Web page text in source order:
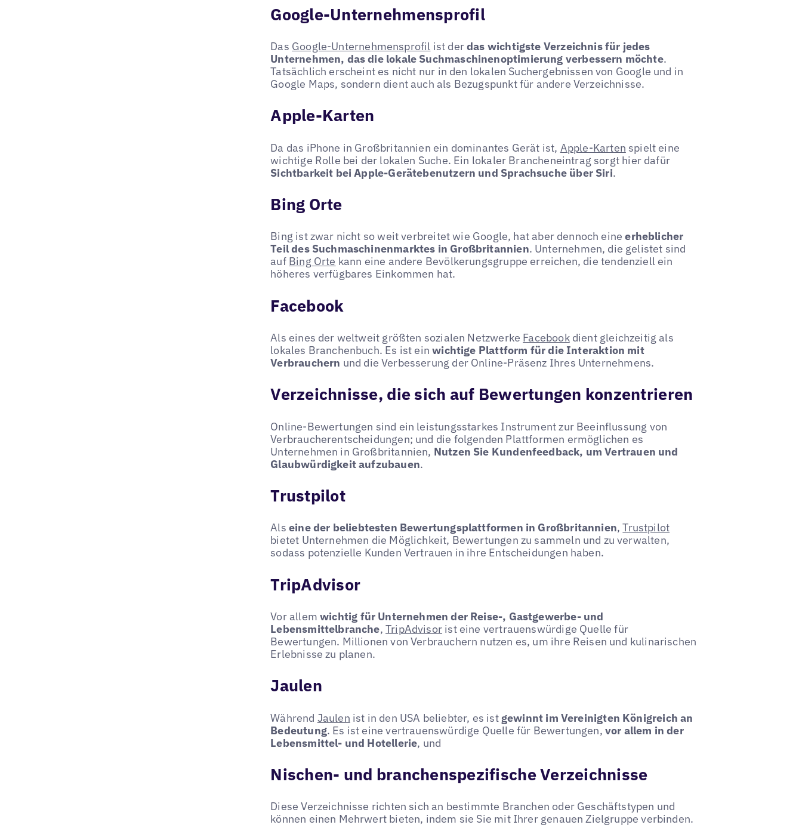
Google-Unternehmensprofil
Das Google-Unternehmensprofil ist derdas wichtigste Verzeichnis für jedes
Unternehmen, das die lokale Suchmaschinenoptimierung verbessern möchte.
Tatsächlich erscheint es nicht nur in den lokalen Suchergebnissen von Google und in
Google Maps, sondern dient auch als Bezugspunkt für andere Verzeichnisse.
Apple-Karten
Da das iPhone in Großbritannien ein dominantes Gerät ist, Apple-Karten spielt eine
wichtige Rolle bei der lokalen Suche. Ein lokaler Brancheneintrag sorgt hier dafür
Sichtbarkeit bei Apple-Gerätebenutzern und Sprachsuche über Siri.
Bing Orte
Bing ist zwar nicht so weit verbreitet wie Google, hat aber dennoch eineerheblicher
Teil des Suchmaschinenmarktes in Großbritannien. Unternehmen, die gelistet sind
auf Bing Orte kann eine andere Bevölkerungsgruppe erreichen, die tendenziell ein
höheres verfügbares Einkommen hat.
Facebook
Als eines der weltweit größten sozialen Netzwerke Facebookdient gleichzeitig als
lokales Branchenbuch. Es ist einwichtige Plattform für die Interaktion mit
Verbrauchern und die Verbesserung der Online-Präsenz Ihres Unternehmens.
Verzeichnisse, die sich auf Bewertungen konzentrieren
Online-Bewertungen sind ein leistungsstarkes Instrument zur Beeinflussung von
Verbraucherentscheidungen; und die folgenden Plattformen ermöglichen es
Unternehmen in Großbritannien, Nutzen Sie Kundenfeedback, um Vertrauen und
Glaubwürdigkeit aufzubauen.
Trustpilot
Als eine der beliebtesten Bewertungsplattformen in Großbritannien,Trustpilot
bietet Unternehmen die Möglichkeit, Bewertungen zu sammeln und zu verwalten,
sodass potenzielle Kunden Vertrauen in ihre Entscheidungen haben.
TripAdvisor
Vor allemwichtig für Unternehmen der Reise-, Gastgewerbe- und
Lebensmittelbranche,TripAdvisor ist eine vertrauenswürdige Quelle für
Bewertungen. Millionen von Verbrauchern nutzen es, um ihre Reisen und kulinarischen
Erlebnisse zu planen.
Jaulen
Während Jaulen ist in den USA beliebter, es istgewinnt im Vereinigten Königreich an
Bedeutung. Es ist eine vertrauenswürdige Quelle für Bewertungen, vor allem in der
Lebensmittel- und Hotellerie, und
Nischen- und branchenspezifische Verzeichnisse
Diese Verzeichnisse richten sich an bestimmte Branchen oder Geschäftstypen und
können einen Mehrwert bieten, indem sie Sie mit Ihrer genauen Zielgruppe verbinden.